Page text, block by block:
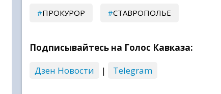
ПРОКУРОР СТАВРОПОЛЬЕ
Подписывайтесь на Голос Кавказа:
Дзен Новости
| Telegram